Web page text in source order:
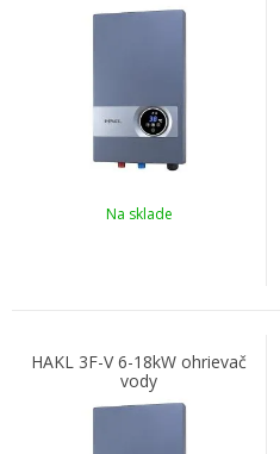
Na sklade
HAKL 3F-V 6-18kW ohrievač
vody